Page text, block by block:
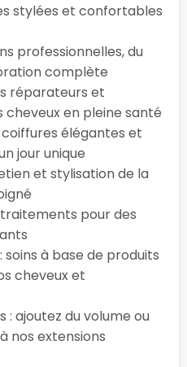
stylées et confortables
professionnelles, du
complète
réparateurs et
cheveux en pleine santé
élégantes et
jour unique
et stylisation de la
pour des
à base de produits
cheveux et
: ajoutez du volume ou
nos extensions